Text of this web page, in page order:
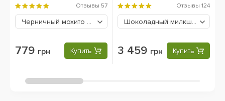
270 грамм
Отзывы 57
Черничный мохито
779 грн
779 грн Купить
Отзывы 124
Шоколадный милкшейк
3 459 грн Купить